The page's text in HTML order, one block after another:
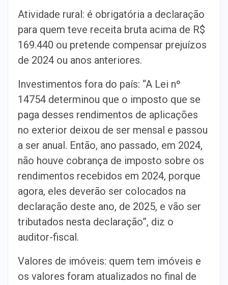
Atividade rural: é obrigatória a declaração
para quem teve receita bruta acima de R$
169.440 ou pretende compensar prejuízos
de 2024 ou anos anteriores.
Investimentos fora do país: “A Lei nº
14754 determinou que o imposto que se
paga desses rendimentos de aplicações
no exterior deixou de ser mensal e passou
a ser anual. Então, ano passado, em 2024,
não houve cobrança de imposto sobre os
rendimentos recebidos em 2024, porque
agora, eles deverão ser colocados na
declaração deste ano, de 2025, e vão ser
tributados nesta declaração”, diz o
auditor-fiscal.
Valores de imóveis: quem tem imóveis e
os valores foram atualizados no final de